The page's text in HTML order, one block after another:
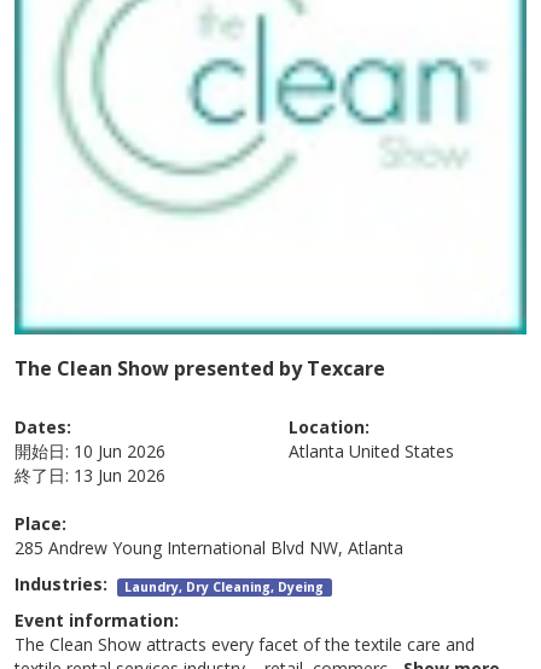
The Clean Show presented by Texcare
Dates:
開始日: 10 Jun 2026
終了日: 13 Jun 2026
Location:
Atlanta United States
Place:
285 Andrew Young International Blvd NW, Atlanta
Industries: Laundry, Dry Cleaning, Dyeing
Event information:
The Clean Show attracts every facet of the textile care and